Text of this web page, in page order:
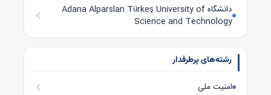
دانشگاه Adana Alparslan Türkeş University of
Science and Technology
رشته‌های پرطرفدار
امنیت ملی